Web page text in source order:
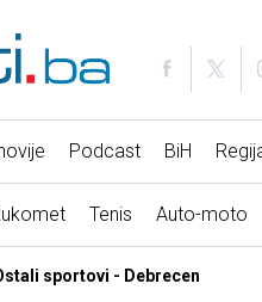
Podcast BiH
Tenis Auto-moto
sportovi - Debrecen